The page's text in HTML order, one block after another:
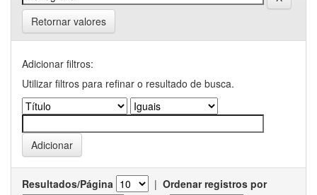
Retornar valores
Adicionar filtros:
Utilizar filtros para refinar o resultado de busca.
Resultados/Página | Ordenar registros por